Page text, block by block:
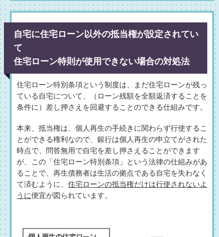
自宅に住宅ローン以外の抵当権が設定されてい
て
住宅ローン特則が使用できない場合の対処法
住宅ローン特別条項という制度は、まだ住宅ローンが残っ
ている自宅について、（ローン残額を全額返済することを
条件に）差し押さえを回避することのできる仕組みです。
本来、抵当権は、個人再生の手続きに関わらず行使するこ
とができる権利なので、銀行は個人再生の申立てがされた
時点で、問答無用で自宅を差し押さえることができます
が、この「住宅ローン特別条項」という法律の仕組みがあ
ることで、再生債務者は生活の拠点である自宅を失わなく
て済むように、 住宅ローンの抵当権だけは行使されないよ
うに便宜が図られています。